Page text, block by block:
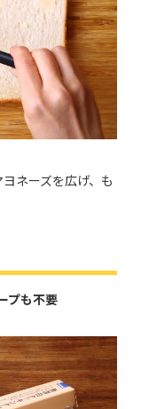
ネーズを広げ、も
プも不要